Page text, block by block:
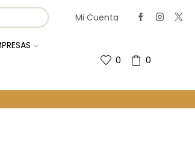
Mi Cuenta
0 0